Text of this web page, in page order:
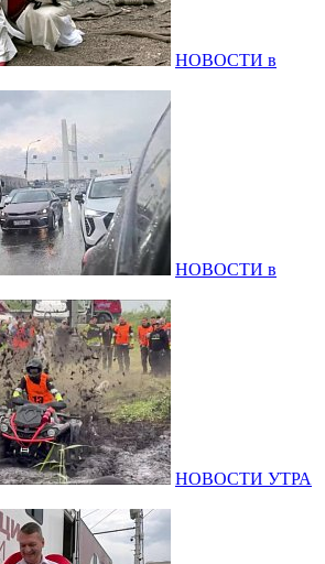
НОВОСТИ в
НОВОСТИ в
НОВОСТИ УТРА